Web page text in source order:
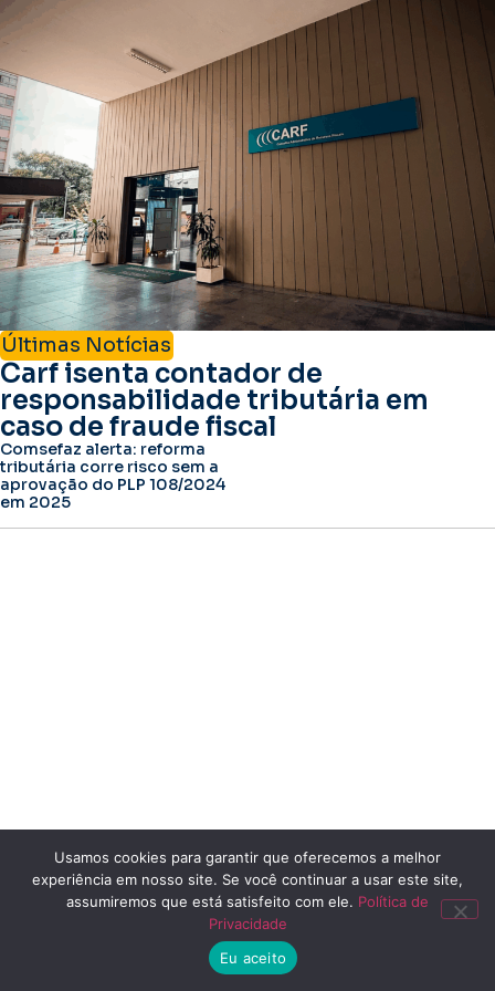
Últimas Notícias
Carf isenta contador de
responsabilidade tributária em
caso de fraude fiscal
Comsefaz alerta: reforma
tributária corre risco sem a
aprovação do PLP 108/2024
em 2025
Usamos cookies para garantir que oferecemos a melhor
experiência em nosso site. Se você continuar a usar este site,
assumiremos que está satisfeito com ele. Política de
Privacidade
Eu aceito